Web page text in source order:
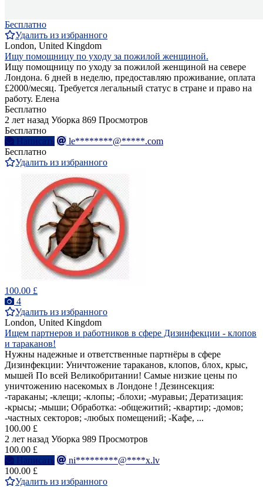
Бесплатно
Удалить из избранного
London, United Kingdom
Ищу помощницу по уходу за пожилой женщиной.
Ищу помощницу по уходу за пожилой женщиной на севере
Лондона. 6 дней в неделю, предоставляю проживание, оплата
£2000/месяц. Требуется легальный статус в стране и право на
работу. Елена
Бесплатно
2 лет назад Уборка 869 Просмотров
Бесплатно
Написать
le********@*****.com
Бесплатно
Удалить из избранного
100.00 £
4
Удалить из избранного
London, United Kingdom
Ищем партнеров и работников в сфере Дизинфекции - клопов
и тараканов!
Нужны надежные и ответственные партнёры в сфере
Дизинфекции: Уничтожение тараканов, клопов, блох, крыс,
мышей По всей Великобритании! Самые низкие цены по
уничтожению насекомых в Лондоне ! Дезинсекция:
-тараканы; -клещи; -клопы; -блохи; -муравьи; Дератизация:
-крысы; -мыши; Обработка: -общежитий; -квартир; -домов;
-частных секторов; -любых помещений; -Кафе, ...
100.00 £
2 лет назад Уборка 989 Просмотров
100.00 £
Написать
ni*********@****x.lv
100.00 £
Удалить из избранного